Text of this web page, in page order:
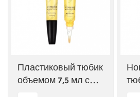
Пластиковый тюбик
объемом 7,5 мл с